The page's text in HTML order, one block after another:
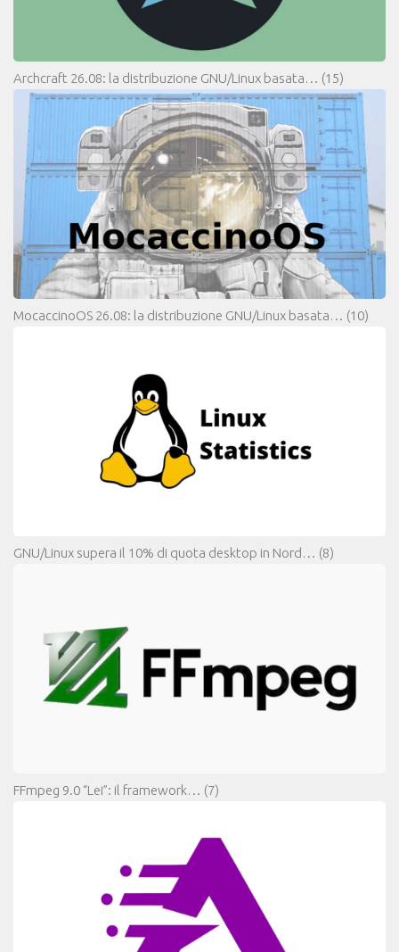
Archcraft 26.08: la distribuzione GNU/Linux basata… (15)
MocaccinoOS 26.08: la distribuzione GNU/Linux basata… (10)
GNU/Linux supera il 10% di quota desktop in Nord… (8)
FFmpeg 9.0 “Lei”: il framework… (7)